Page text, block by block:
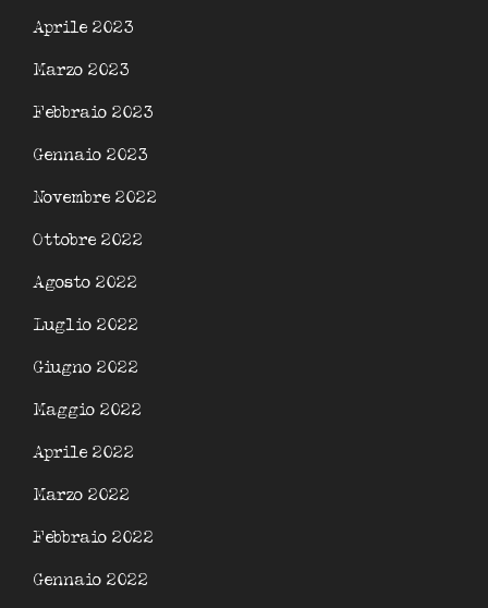
Aprile 2023
Marzo 2023
Febbraio 2023
Gennaio 2023
Novembre 2022
Ottobre 2022
Agosto 2022
Luglio 2022
Giugno 2022
Maggio 2022
Aprile 2022
Marzo 2022
Febbraio 2022
Gennaio 2022